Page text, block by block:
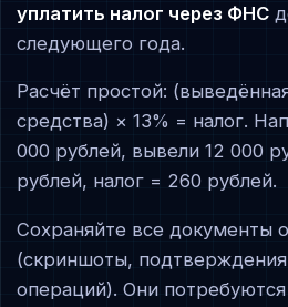
уплатить налог через ФНС
следующего года.
Расчёт простой:
средства) × 13% = налог.
000 рублей, вывели 12 000
рублей, налог = 260 рублей.
Сохраняйте все документы
(скриншоты,
операций). Они